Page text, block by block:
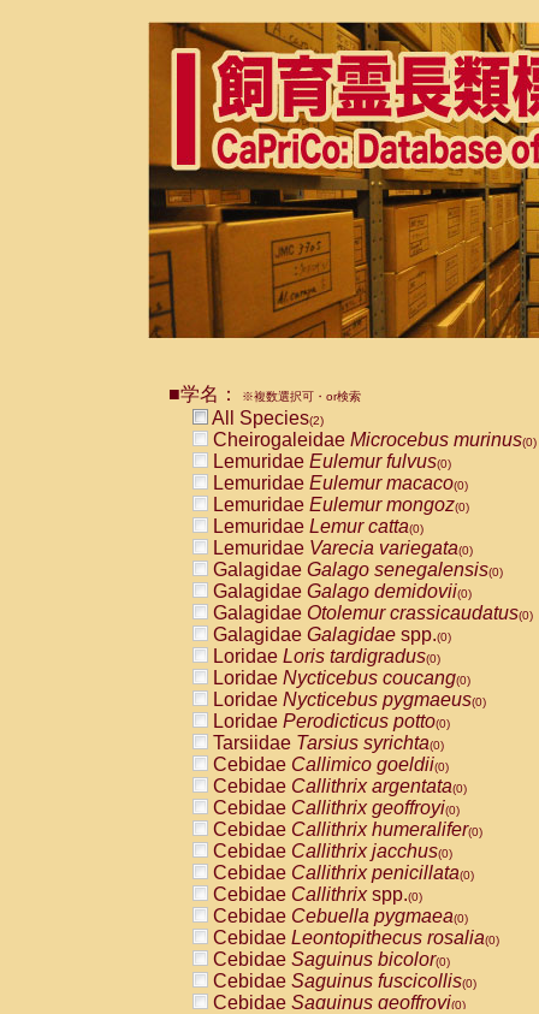
■学名： ※複数選択可・or検索
All Species(2)
Cheirogaleidae Microcebus murinus(0)
Lemuridae Eulemur fulvus(0)
Lemuridae Eulemur macaco(0)
Lemuridae Eulemur mongoz(0)
Lemuridae Lemur catta(0)
Lemuridae Varecia variegata(0)
Galagidae Galago senegalensis(0)
Galagidae Galago demidovii(0)
Galagidae Otolemur crassicaudatus(0)
Galagidae Galagidae spp.(0)
Loridae Loris tardigradus(0)
Loridae Nycticebus coucang(0)
Loridae Nycticebus pygmaeus(0)
Loridae Perodicticus potto(0)
Tarsiidae Tarsius syrichta(0)
Cebidae Callimico goeldii(0)
Cebidae Callithrix argentata(0)
Cebidae Callithrix geoffroyi(0)
Cebidae Callithrix humeralifer(0)
Cebidae Callithrix jacchus(0)
Cebidae Callithrix penicillata(0)
Cebidae Callithrixspp.(0)
Cebidae Cebuella pygmaea(0)
Cebidae Leontopithecus rosalia(0)
Cebidae Saguinus bicolor(0)
Cebidae Saguinus fuscicollis(0)
Cebidae Saguinus geoffroyi(0)